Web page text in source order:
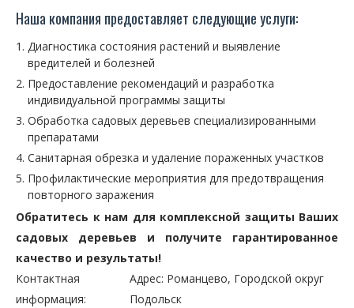
Наша компания предоставляет следующие услуги:
Диагностика состояния растений и выявление
вредителей и болезней
Предоставление рекомендаций и разработка
индивидуальной программы защиты
Обработка садовых деревьев специализированными
препаратами
Санитарная обрезка и удаление пораженных участков
Профилактические мероприятия для предотвращения
повторного заражения
Обратитесь к нам для комплексной защиты Ваших
садовых деревьев и получите гарантированное
качество и результаты!
Контактная
информация:
Адрес: Романцево, Городской округ
Подольск